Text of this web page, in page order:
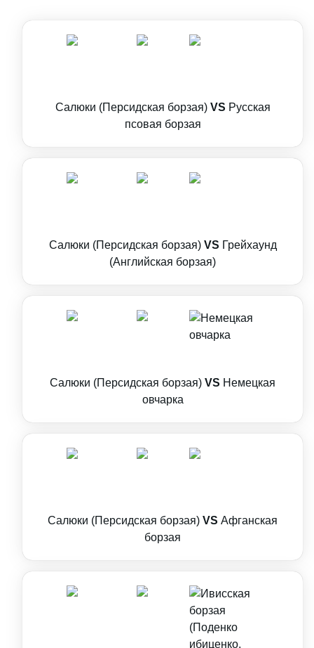
Салюки (Персидская борзая) VS Русская
псовая борзая
Салюки (Персидская борзая) VS Грейхаунд
(Английская борзая)
Салюки (Персидская борзая) VS Немецкая
овчарка
Салюки (Персидская борзая) VS Афганская
борзая